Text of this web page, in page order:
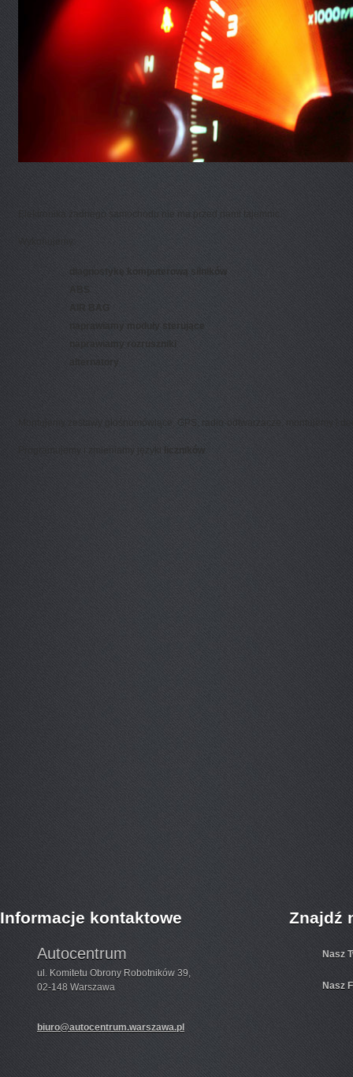
Elektronika żadnego samochodu nie ma przed nami tajemnic.
diagnostykę komputerową silników
AIR BAG
naprawiamy moduły sterujące
naprawiamy rozruszniki
alternatory
Montujemy zestawy głośnomówiące, GPS, radio-odtwarzacze, montujemy i
Programujemy i zmieniamy języki liczników .
Informacje kontaktowe
Autocentrum
ul. Komitetu Obrony Robotników 39,
02-148 Warszawa
biuro@autocentrum.warszawa.pl
Znajdź
Nasz
Nasz